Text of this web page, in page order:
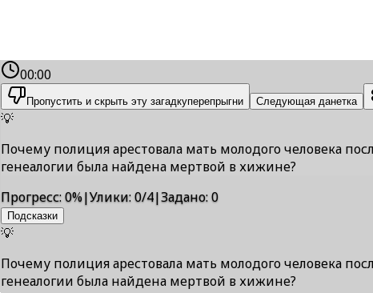
00:00
Пропустить и скрыть эту загадкуперепрыгни Следующая данетка
💡
Почему полиция арестовала мать молодого человека
генеалогии была найдена мертвой в хижине?
Прогресс:0%|Улики:0/4|Задано:0
Подсказки
💡
Почему полиция арестовала мать молодого человека
генеалогии была найдена мертвой в хижине?